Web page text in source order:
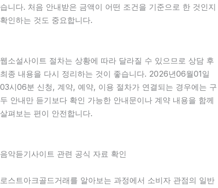
습니다. 처음 안내받은 금액이 어떤 조건을 기준으로 한 것인지
확인하는 것도 중요합니다.
웹소설사이트 절차는 상황에 따라 달라질 수 있으므로 상담 후
최종 내용을 다시 정리하는 것이 좋습니다. 2026년06월01일
03시06분 신청, 계약, 예약, 이용 절차가 연결되는 경우에는 구
두 안내만 듣기보다 확인 가능한 안내문이나 계약 내용을 함께
살펴보는 편이 안전합니다.
음악듣기사이트 관련 공식 자료 확인
로스트아크골드거래를 알아보는 과정에서 소비자 관점의 일반